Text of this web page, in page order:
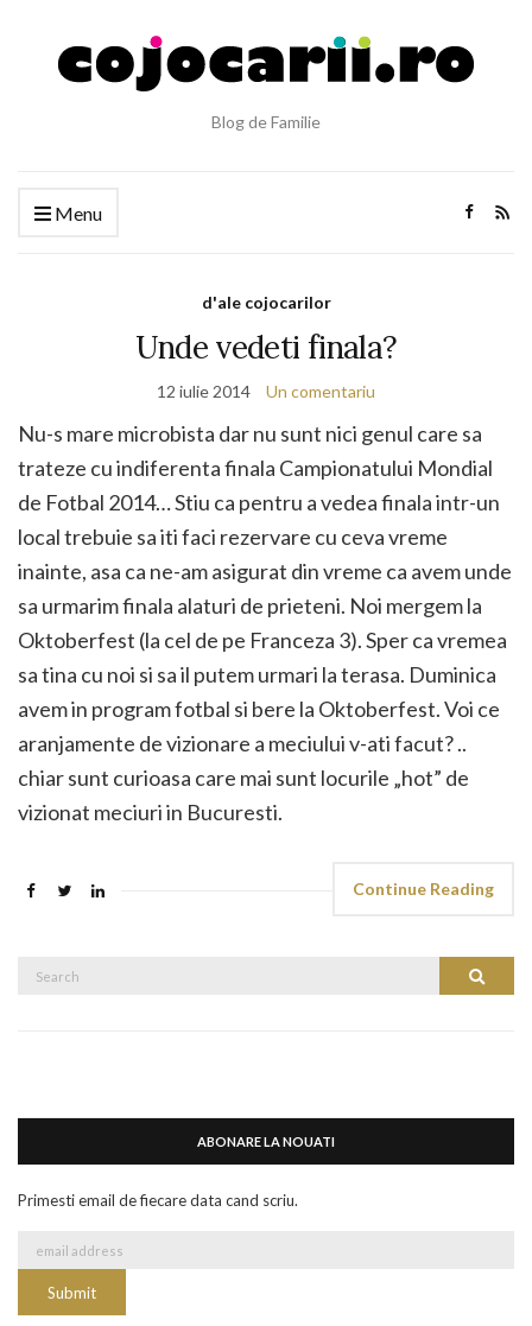
Blog de Familie
Menu
d'ale cojocarilor
Unde vedeti finala?
12 iulie 2014 Un comentariu
Nu-s mare microbista dar nu sunt nici genul care sa
trateze cu indiferenta finala Campionatului Mondial
de Fotbal 2014… Stiu ca pentru a vedea finala intr-un
local trebuie sa iti faci rezervare cu ceva vreme
inainte, asa ca ne-am asigurat din vreme ca avem unde
sa urmarim finala alaturi de prieteni. Noi mergem la
Oktoberfest (la cel de pe Franceza 3). Sper ca vremea
sa tina cu noi si sa il putem urmari la terasa. Duminica
avem in program fotbal si bere la Oktoberfest. Voi ce
aranjamente de vizionare a meciului v-ati facut? ..
chiar sunt curioasa care mai sunt locurile „hot” de
vizionat meciuri in Bucuresti.
Continue Reading
Search
ABONARE LA NOUATI
Primesti email de fiecare data cand scriu.